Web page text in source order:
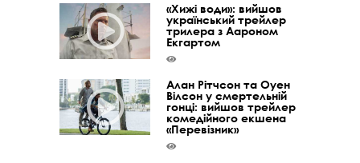
«Хижі води»: вийшов
український трейлер
трилера з Аароном
Екгартом
Алан Рітчсон та Оуен
Вілсон у смертельній
гонці: вийшов трейлер
комедійного екшена
«Перевізник»